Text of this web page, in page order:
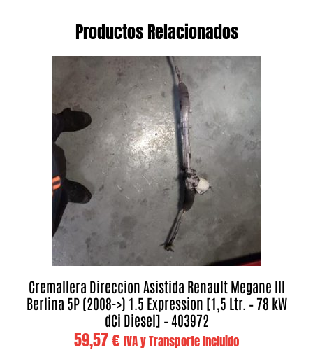
Productos Relacionados
Cremallera Direccion Asistida Renault Megane III
Berlina 5P (2008->) 1.5 Expression [1,5 Ltr. – 78 kW
dCi Diesel] – 403972
59,57€ IVA y Transporte Incluido